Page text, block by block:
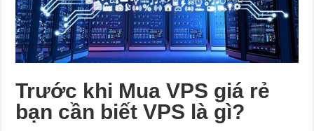
Trước khi Mua VPS giá rẻ
bạn cần biết VPS là gì?